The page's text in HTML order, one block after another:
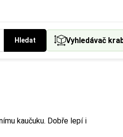
Hledat Vyhledávač
kaučuku. Dobře lepí i